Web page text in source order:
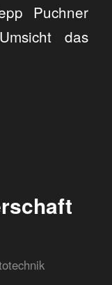
Puchner
das